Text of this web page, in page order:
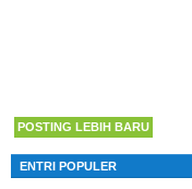
POSTING LEBIH BARU
ENTRI POPULER